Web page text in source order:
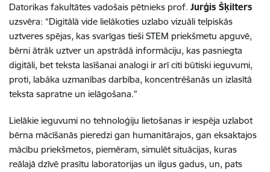
Datorikas fakultātes vadošais pētnieks prof. Jurģis Šķilters
uzsvēra: “Digitālā vide lielākoties uzlabo vizuāli telpiskās
uztveres spējas, kas svarīgas tieši STEM priekšmetu apguvē,
bērni ātrāk uztver un apstrādā informāciju, kas pasniegta
digitāli, bet teksta lasīšanai analogi ir arī citi būtiski ieguvumi,
proti, labāka uzmanības darbība, koncentrēšanās un izlasītā
teksta sapratne un ielāgošana.”
Lielākie ieguvumi no tehnoloģiju lietošanas ir iespēja uzlabot
bērna mācīšanās pieredzi gan humanitārajos, gan eksaktajos
mācību priekšmetos, piemēram, simulēt situācijas, kuras
reālajā dzīvē prasītu laboratorijas un ilgus gadus, un, pats